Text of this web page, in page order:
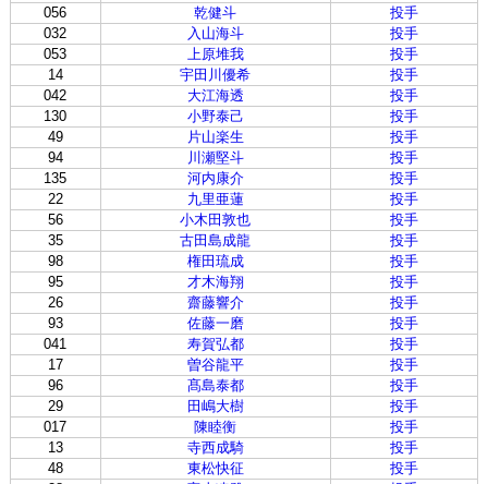
056 乾健斗
投手
032
入山海斗
投手
053
上原堆我
投手
14
宇田川優希
投手
042
大江海透
投手
130
小野泰己
投手
49
片山楽生
投手
94
川瀬堅斗
投手
135
河内康介
投手
22
九里亜蓮
投手
56
小木田敦也
投手
35
古田島成龍
投手
98
権田琉成
投手
95
才木海翔
投手
26
齋藤響介
投手
93
佐藤一磨
投手
041
寿賀弘都
投手
17
曽谷龍平
投手
96
髙島泰都
投手
29
田嶋大樹
投手
017
陳睦衡
投手
13
寺西成騎
投手
48
東松快征
投手